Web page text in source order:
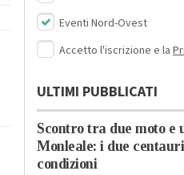
Eventi Nord-Ovest
Accetto l'iscrizione e la
ULTIMI PUBBLICATI
Scontro tra due moto e
Monleale: i due
condizioni